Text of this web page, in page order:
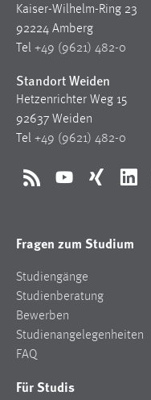
Kaiser-Wilhelm-Ring 23
92224 Amberg
Tel +49 (9621) 482-0
Standort Weiden
Hetzenrichter Weg 15
92637 Weiden
Tel +49 (9621) 482-0
RSS YouTubeXing
Fragen zum Studium
Studiengänge
Studienberatung
Bewerben
Studienangelegenheiten
FAQ
Für Studis
Name:
chat-frame-style-
Zweck:
Wird benötigt um
Cookie Laufzeit:
Jahre,
fe_user, be_user,
Zweck:
Dieser Cookie ist
24 Stunden